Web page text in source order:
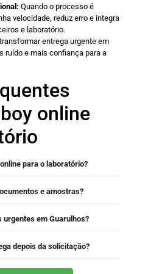
Quando o processo é
velocidade, reduz erro e integra
e laboratório.
entrega urgente em
ruído e mais confiança para a
online
para o laboratório?
e amostras?
em Guarulhos?
depois da solicitação?